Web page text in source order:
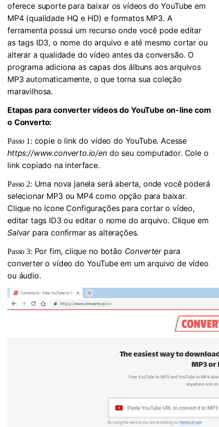
oferece suporte para baixar os vídeos do YouTube em
MP4 (qualidade HQ e HD) e formatos MP3. A
ferramenta possui um recurso onde você pode editar
as tags ID3, o nome do arquivo e até mesmo cortar ou
alterar a qualidade do vídeo antes da conversão. O
programa adiciona as capas dos álbuns aos arquivos
MP3 automaticamente, o que torna sua coleção
maravilhosa.
Etapas para converter vídeos do YouTube on-line com
o Converto:
Passo 1: copie o link do vídeo do YouTube. Acesse
https://www.converto.io/endo seu computador. Cole o
link copiado na interface.
Passo 2: Uma nova janela será aberta, onde você poderá
selecionar MP3 ou MP4 como opção para baixar.
Clique no ícone Configurações para cortar o vídeo,
editar tags ID3 ou editar o nome do arquivo. Clique em
Salvar para confirmar as alterações.
Passo 3: Por fim, clique no botão Converter para
converter o vídeo do YouTube em um arquivo de vídeo
ou áudio.